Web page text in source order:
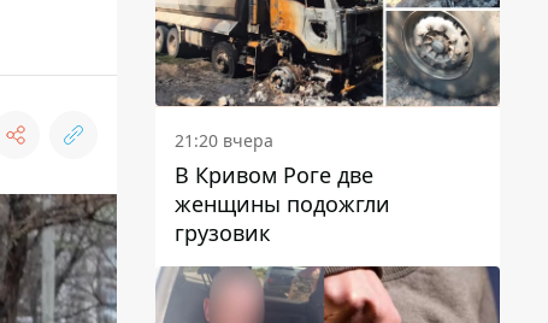
21:20 вчера
В Кривом Роге две
женщины подожгли
грузовик